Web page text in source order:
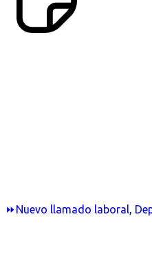
⏩Nuevo llamado laboral,